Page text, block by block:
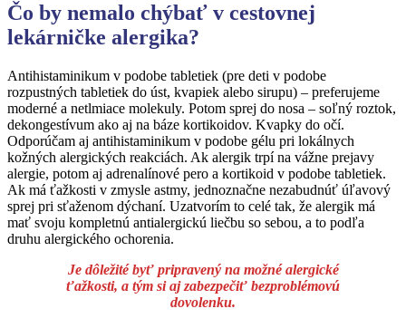
Čo by nemalo chýbať v cestovnej
lekárničke alergika?
Antihistaminikum v podobe tabletiek (pre deti v podobe
rozpustných tabletiek do úst, kvapiek alebo sirupu) – preferujeme
moderné a netlmiace molekuly. Potom sprej do nosa – soľný roztok,
dekongestívum ako aj na báze kortikoidov. Kvapky do očí.
Odporúčam aj antihistaminikum v podobe gélu pri lokálnych
kožných alergických reakciách. Ak alergik trpí na vážne prejavy
alergie, potom aj adrenalínové pero a kortikoid v podobe tabletiek.
Ak má ťažkosti v zmysle astmy, jednoznačne nezabudnúť úľavový
sprej pri sťaženom dýchaní. Uzatvorím to celé tak, že alergik má
mať svoju kompletnú antialergickú liečbu so sebou, a to podľa
druhu alergického ochorenia.
Je dôležité byť pripravený na možné alergické
ťažkosti, a tým si aj zabezpečiť bezproblémovú
dovolenku.